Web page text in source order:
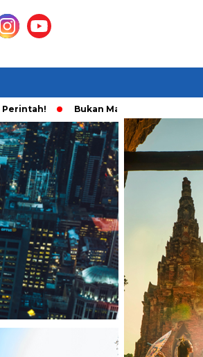
Bukan Main Sendiri, Ini Fakta Baru